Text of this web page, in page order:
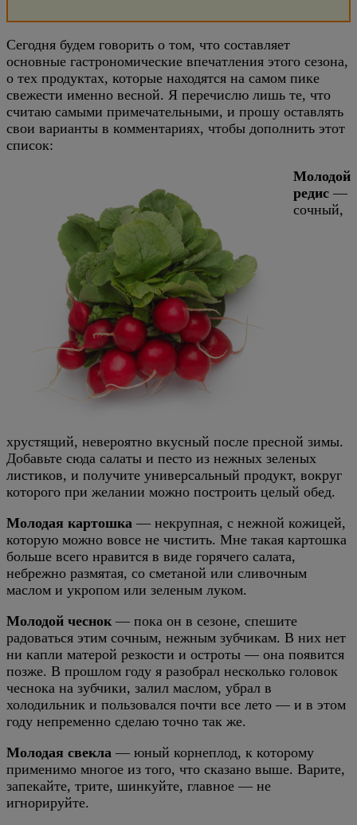
Сегодня будем говорить о том, что составляет
основные гастрономические впечатления этого сезона,
о тех продуктах, которые находятся на самом пике
свежести именно весной. Я перечислю лишь те, что
считаю самыми примечательными, и прошу оставлять
свои варианты в комментариях, чтобы дополнить этот
список:
Молодой
редис —
сочный,
хрустящий, невероятно вкусный после пресной зимы.
Добавьте сюда салаты и песто из нежных зеленых
листиков, и получите универсальный продукт, вокруг
которого при желании можно построить целый обед.
Молодая картошка — некрупная, с нежной кожицей,
которую можно вовсе не чистить. Мне такая картошка
больше всего нравится в виде горячего салата,
небрежно размятая, со сметаной или сливочным
маслом и укропом или зеленым луком.
Молодой чеснок— пока он в сезоне, спешите
радоваться этим сочным, нежным зубчикам. В них нет
ни капли матерой резкости и остроты — она появится
позже. В прошлом году я разобрал несколько головок
чеснока на зубчики, залил маслом, убрал в
холодильник и пользовался почти все лето — и в этом
году непременно сделаю точно так же.
Молодая свекла — юный корнеплод, к которому
применимо многое из того, что сказано выше. Варите,
запекайте, трите, шинкуйте, главное — не
игнорируйте.